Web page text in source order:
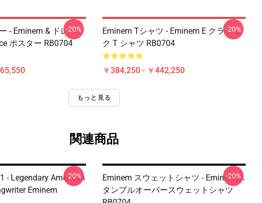
- Eminem & ドレー -
ポスター RB0704
-20%
Eminem Tシャツ - Eminem E クラシッ
ク T シャツ RB0704
￥384,250 - ￥442,250
-20%
もっと見る
関連商品
- Legendary American
Eminem
-20%
Eminem スウェットシャツ - Eminem ス
タンプルオーバースウェットシャツ
-20%